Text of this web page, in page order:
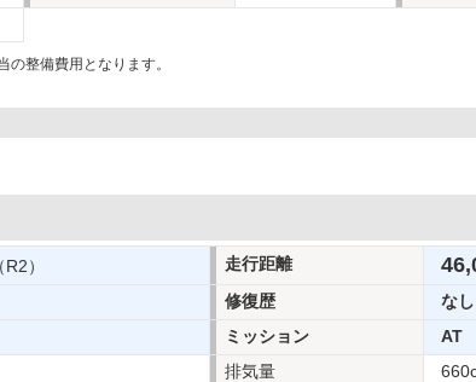
整備費用となります。
R2） 走行距離
修復歴
なし
ミッション
AT
排気量